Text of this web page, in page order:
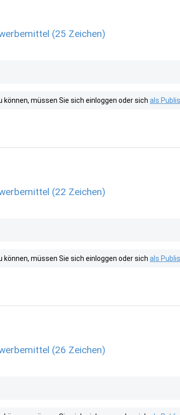
(25 Zeichen)
müssen Sie sich einloggen oder sich als
(22 Zeichen)
müssen Sie sich einloggen oder sich als
(26 Zeichen)